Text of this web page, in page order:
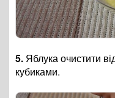
5. Яблука очистити
кубиками.